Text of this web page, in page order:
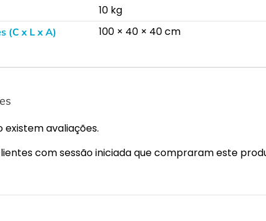
10 kg
(C x L x A) 100 × 40 × 40 cm
existem avaliações.
com sessão iniciada que compraram este